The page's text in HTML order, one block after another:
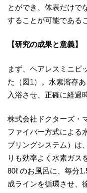
とができ、体表だけで
することが可能である
【研究の成果と意義】
まず、ヘアレスミニピ
た（図1）。水素溶存
入浴させ、正確に経過
株式会社ドクターズ・
ファイバー方式による
ブリングシステム）は
りも効率よく水素ガス
80ℓ のお風呂に、毎分
成ラインを循環させ、